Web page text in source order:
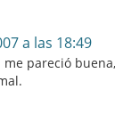
a las 18:49
pareció